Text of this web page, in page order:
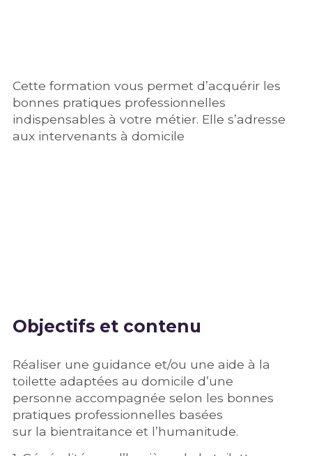
Cette formation vous permet d’acquérir les
bonnes pratiques professionnelles
indispensables à votre métier. Elle s’adresse
aux intervenants à domicile
Objectifs et contenu
Réaliser une guidance et/ou une aide à la
toilette adaptées au domicile d’une
personne accompagnée selon les bonnes
pratiques professionnelles basées
sur la bientraitance et l’humanitude.